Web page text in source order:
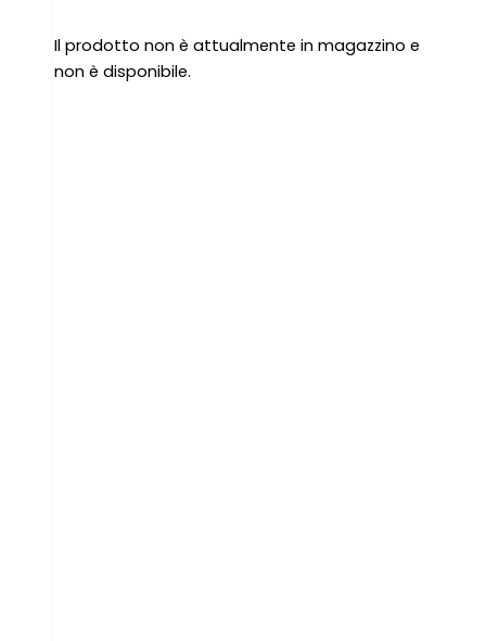
Il prodotto non è attualmente in magazzino e
non è disponibile.